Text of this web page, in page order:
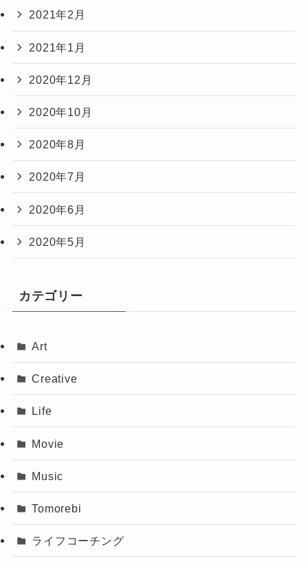
2021年2月
2021年1月
2020年12月
2020年10月
2020年8月
2020年7月
2020年6月
2020年5月
カテゴリー
Art
Creative
Life
Movie
Music
Tomorebi
ライフコーチング